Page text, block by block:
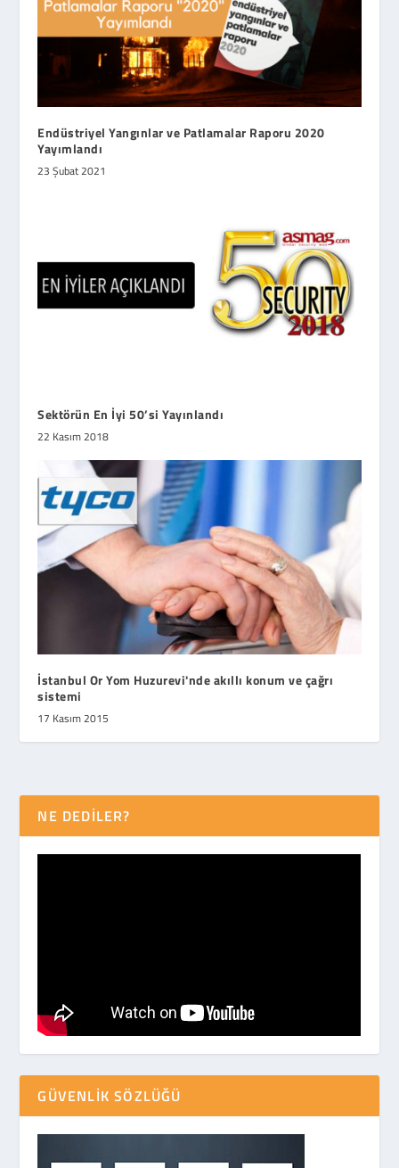
Endüstriyel Yangınlar ve Patlamalar Raporu 2020
Yayımlandı
23 Şubat 2021
Sektörün En İyi 50’si Yayınlandı
22 Kasım 2018
İstanbul Or Yom Huzurevi'nde akıllı konum ve çağrı
sistemi
17 Kasım 2015
NE DEDİLER?
GÜVENLIK SÖZLÜĞÜ